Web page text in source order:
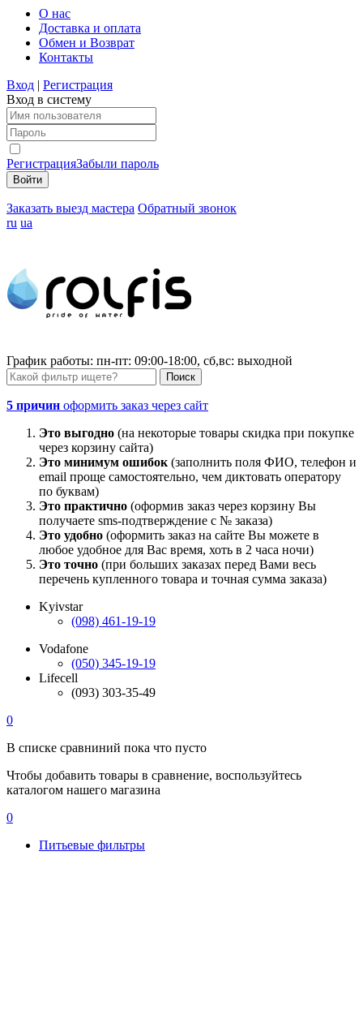
О нас
Доставка и оплата
Обмен и Возврат
Контакты
Вход | Регистрация
Вход в систему
РегистрацияЗабыли пароль
Заказать выезд мастера Обратный звонок
ru ua
График работы: пн-пт: 09:00-18:00, сб,вс: выходной
5 причин оформить заказ через сайт
Это выгодно (на некоторые товары скидка при покупке
через корзину сайта)
Это минимум ошибок (заполнить поля ФИО, телефон и
email проще самостоятельно, чем диктовать оператору
по буквам)
Это практично (оформив заказ через корзину Вы
получаете sms-подтверждение с № заказа)
Это удобно (оформить заказ на сайте Вы можете в
любое удобное для Вас время, хоть в 2 часа ночи)
Это точно (при больших заказах перед Вами весь
перечень купленного товара и точная сумма заказа)
Kyivstar
(098) 461-19-19
Vodafone
(050) 345-19-19
Lifecell
(093) 303-35-49
0
В списке сравниний пока что пусто
Чтобы добавить товары в сравнение, воспользуйтесь
каталогом нашего магазина
0
Питьевые фильтры